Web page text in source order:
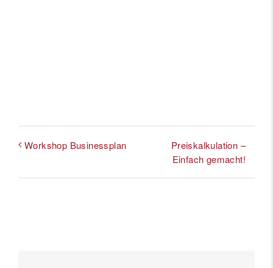
Workshop Businessplan
Preiskalkulation –
Einfach gemacht!